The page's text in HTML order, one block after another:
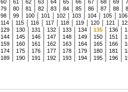
60 61 62 63 64 65 66 67 68 69
79
80 81 82 83 84 85 86 87 88
98
99 100 101 102 103 104 105
106
114
115 116 117 118 119 120 121
129
130 131 132 133 134 135 136
144
145 146 147 148 149 150 151
159
160 161 162 163 164 165 166
174
175 176 177 178 179 180 181
189
190 191 192 193 194 195 196